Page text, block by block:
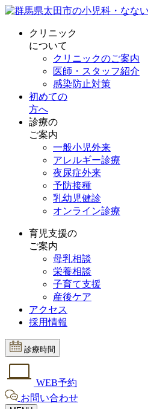
クリニック
について
クリニックのご案内
医師・スタッフ紹介
感染防止対策
初めての
方へ
診療の
ご案内
一般小児外来
アレルギー診療
夜尿症外来
予防接種
乳幼児健診
オンライン診療
育児支援の
ご案内
母乳相談
栄養相談
子育て支援
産後ケア
アクセス
採用情報
診療時間
WEB予約
お問い合わせ